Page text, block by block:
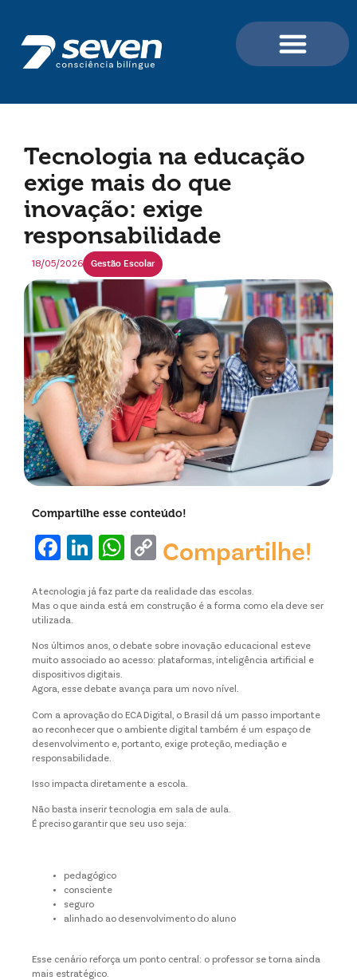
Tecnologia na educação
exige mais do que
inovação: exige
responsabilidade
18/05/2026 Gestão Escolar
Compartilhe esse conteúdo!
Facebook
LinkedIn
WhatsApp
Copy
Compartilhe!
A tecnologia já faz parte da realidade das escolas.
Mas o que ainda está em construção é a forma como ela deve ser
utilizada.
Nos últimos anos, o debate sobre inovação educacional esteve
muito associado ao acesso: plataformas, inteligência artificial e
dispositivos digitais.
Agora, esse debate avança para um novo nível.
Com a aprovação do ECA Digital, o Brasil dá um passo importante
ao reconhecer que o ambiente digital também é um espaço de
desenvolvimento e, portanto, exige proteção, mediação e
responsabilidade.
Isso impacta diretamente a escola.
Não basta inserir tecnologia em sala de aula.
É preciso garantir que seu uso seja:
pedagógico
consciente
seguro
alinhado ao desenvolvimento do aluno
Esse cenário reforça um ponto central: o professor se torna ainda
mais estratégico.